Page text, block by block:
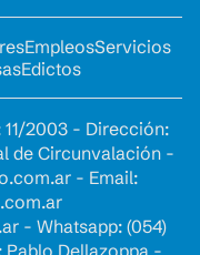
EmpleosServicios
Edictos
2003 - Dirección:
de Circunvalación -
- Email:
- Whatsapp: (054)
Pablo Dellazoppa -